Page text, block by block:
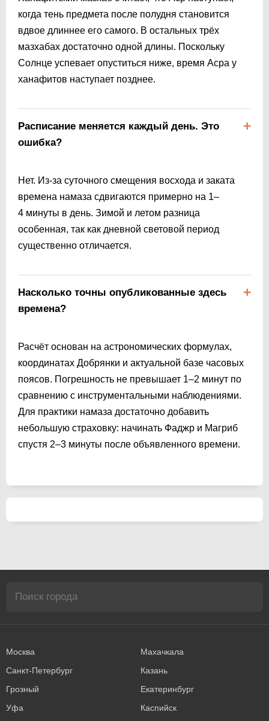
когда тень предмета после полудня становится
вдвое длиннее его самого. В остальных трёх
мазхабах достаточно одной длины. Поскольку
Солнце успевает опуститься ниже, время Асра у
ханафитов наступает позднее.
Расписание меняется каждый день. Это
ошибка?
Нет. Из-за суточного смещения восхода и заката
времена намаза сдвигаются примерно на 1–
4 минуты в день. Зимой и летом разница
особенная, так как дневной световой период
существенно отличается.
Насколько точны опубликованные здесь
времена?
Расчёт основан на астрономических формулах,
координатах Добрянки и актуальной базе часовых
поясов. Погрешность не превышает 1–2 минут по
сравнению с инструментальными наблюдениями.
Для практики намаза достаточно добавить
небольшую страховку: начинать Фаджр и Магриб
спустя 2–3 минуты после объявленного времени.
Москва
Махачкала
Санкт-Петербург
Казань
Грозный
Екатеринбург
Уфа
Каспийск